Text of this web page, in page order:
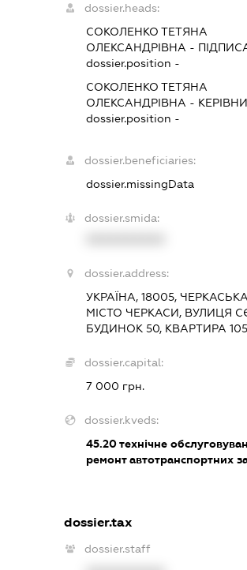
dossier.heads:
СОКОЛЕНКО ТЕТЯНА
ОЛЕКСАНДРІВНА -
dossier.position -
СОКОЛЕНКО ТЕТЯНА
ОЛЕКСАНДРІВНА -
dossier.position -
dossier.beneficiaries:
dossier.missingData
dossier.smida:
dossier.address:
УКРАЇНА, 18005,
МІСТО ЧЕРКАСИ, ВУЛИЦЯ
БУДИНОК 50, КВАРТИРА 105
dossier.capital:
7 000 грн.
dossier.kveds:
45.20технічне
ремонт автотранспортних
dossier.tax
dossier.staff